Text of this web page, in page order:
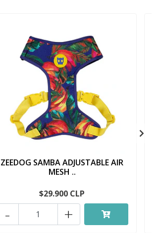
ZEEDOG SAMBA ADJUSTABLE AIR
MESH ..
$29.900 CLP
+
-